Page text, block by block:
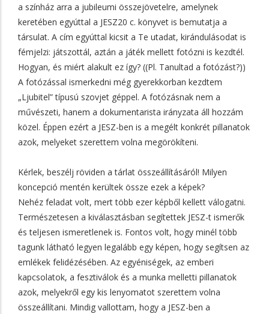
a színház arra a jubileumi összejövetelre, amelynek
keretében egyúttal a JESZ20 c. könyvet is bemutatja a
társulat. A cím egyúttal kicsit a Te utadat, kirándulásodat is
fémjelzi: játszottál, aztán a játék mellett fotózni is kezdtél.
Hogyan, és miért alakult ez így? ((Pl. Tanultad a fotózást?))
A fotózással ismerkedni még gyerekkorban kezdtem
„Ljubitel” típusú szovjet géppel. A fotózásnak nem a
művészeti, hanem a dokumentarista irányzata áll hozzám
közel. Éppen ezért a JESZ-ben is a megélt konkrét pillanatok
azok, melyeket szerettem volna megörökíteni.
Kérlek, beszélj röviden a tárlat összeállításáról! Milyen
koncepció mentén kerültek össze ezek a képek?
Nehéz feladat volt, mert több ezer képből kellett válogatni.
Természetesen a kiválasztásban segítettek JESZ-t ismerők
és teljesen ismeretlenek is. Fontos volt, hogy minél több
tagunk látható legyen legalább egy képen, hogy segítsen az
emlékek felidézésében. Az egyéniségek, az emberi
kapcsolatok, a fesztiválok és a munka melletti pillanatok
azok, melyekről egy kis lenyomatot szerettem volna
összeállítani. Mindig vallottam, hogy a JESZ-ben a